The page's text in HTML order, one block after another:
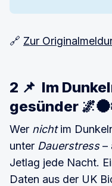
🔗 Zur
2 📌 Im
gesünder
Wer nichtim
unter Dauerstress–
Jetlag jede Nacht.
Daten aus der UK